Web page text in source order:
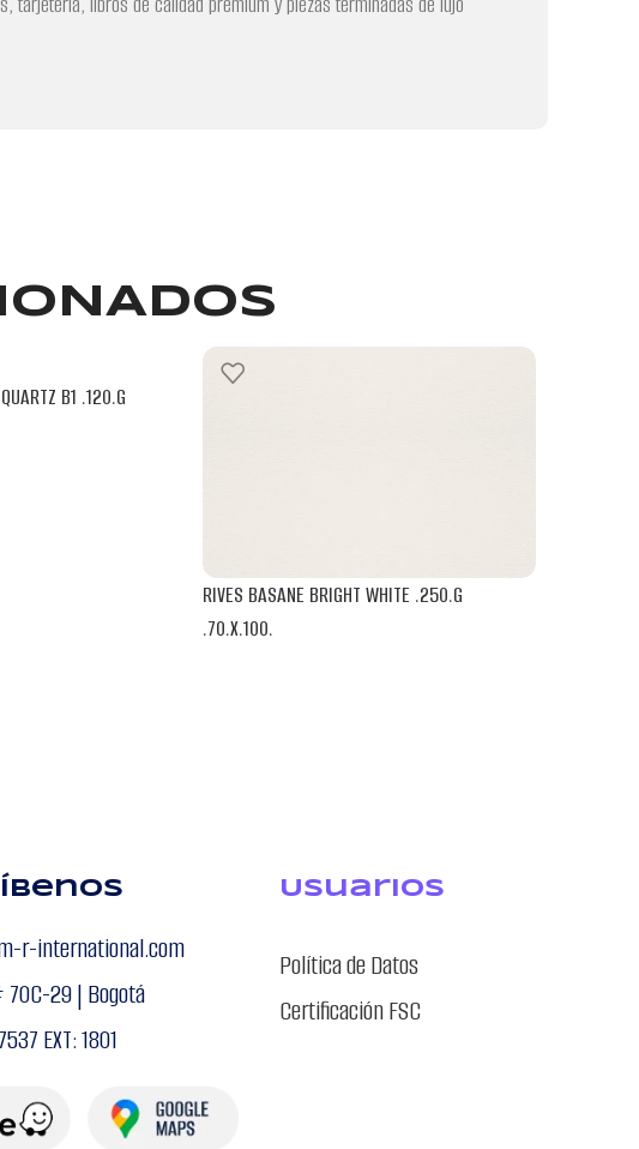
B1 .120.G
RIVES BASANE BRIGHT WHITE .250.G
.70.X.100.
r-international.com
29 | Bogotá
EXT: 1801
USuarios
Política de Datos
Certificación FSC